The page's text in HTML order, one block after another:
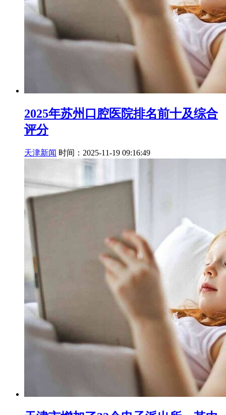
2025年苏州口腔医院排名前十及综合
评分
天津新闻 时间：2025-11-19 09:16:49